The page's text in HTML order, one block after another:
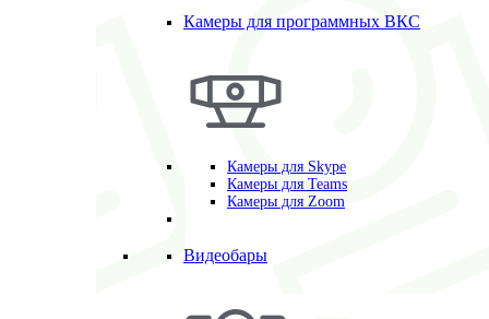
Камеры для программных ВКС
Камеры для Skype
Камеры для Teams
Камеры для Zoom
Видеобары